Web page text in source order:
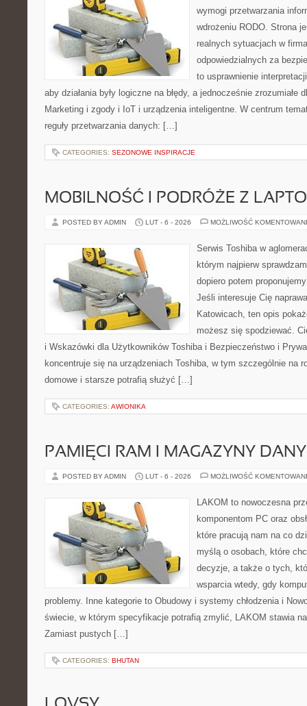
wymogi przetwarzania
wdrożeniu RODO. Strona
realnych sytuacjach w
odpowiedzialnych za
to usprawnienie
aby działania były logiczne na błędy, a jednocześnie zrozumiałe
Marketing i zgody i IoT i urządzenia inteligentne. W centrum
reguły przetwarzania danych: […]
CATEGORIES: SEZONOWE INSPIRACJE
MOBILNOŚĆ I PODRÓŻE Z
POSTED BY ADMIN LUT - 6 - 2026 MOŻLIWOŚĆ
Serwis Toshiba w
którym najpierw
dopiero potem
Jeśli interesuje Cię
Katowicach, ten opis
możesz się spodziewać.
i Wskazówki dla Użytkowników Toshiba i Bezpieczeństwo i
koncentruje się na urządzeniach Toshiba, w tym szczególnie na
domowe i starsze potrafią służyć […]
CATEGORIES: AWIONIKA
PAMIĘCI RAM I MAGAZYNY
POSTED BY ADMIN LUT - 6 - 2026 MOŻLIWOŚĆ
LAKOM to nowoczesna
komponentom PC oraz
które pracują nam na co
myślą o osobach, które
decyzje, a także o tych,
wsparcia wtedy, gdy
problemy. Inne kategorie to Obudowy i systemy chłodzenia i
świecie, w którym specyfikacje potrafią zmylić, LAKOM stawia
Zamiast pustych […]
CATEGORIES: BHUTAN